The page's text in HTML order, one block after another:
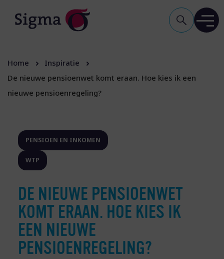
Home
Inspiratie
De nieuwe pensioenwet komt eraan. Hoe kies ik een
nieuwe pensioenregeling?
PENSIOEN EN INKOMEN
WTP
DE NIEUWE PENSIOENWET
KOMT ERAAN. HOE KIES IK
EEN NIEUWE
PENSIOENREGELING?